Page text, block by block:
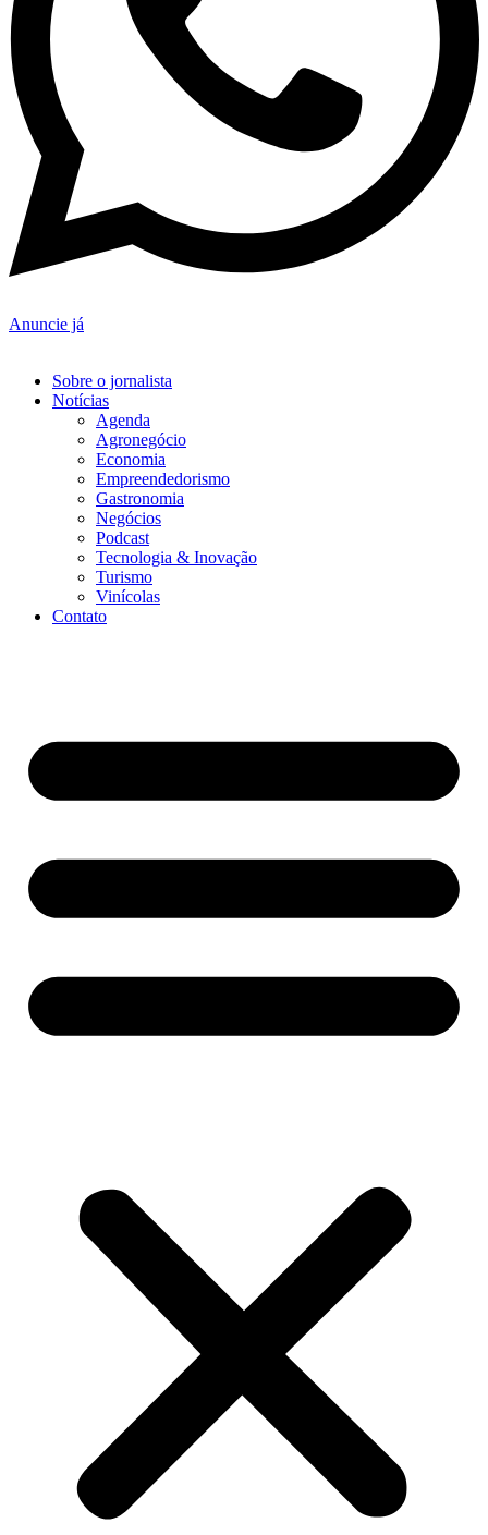
Anuncie já
Sobre o jornalista
Notícias
Agenda
Agronegócio
Economia
Empreendedorismo
Gastronomia
Negócios
Podcast
Tecnologia & Inovação
Turismo
Vinícolas
Contato